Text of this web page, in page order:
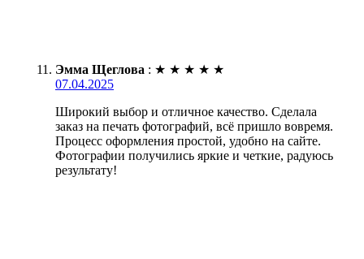
Эмма Щеглова : ★ ★ ★ ★ ★
07.04.2025
Широкий выбор и отличное качество. Сделала
заказ на печать фотографий, всё пришло вовремя.
Процесс оформления простой, удобно на сайте.
Фотографии получились яркие и четкие, радуюсь
результату!